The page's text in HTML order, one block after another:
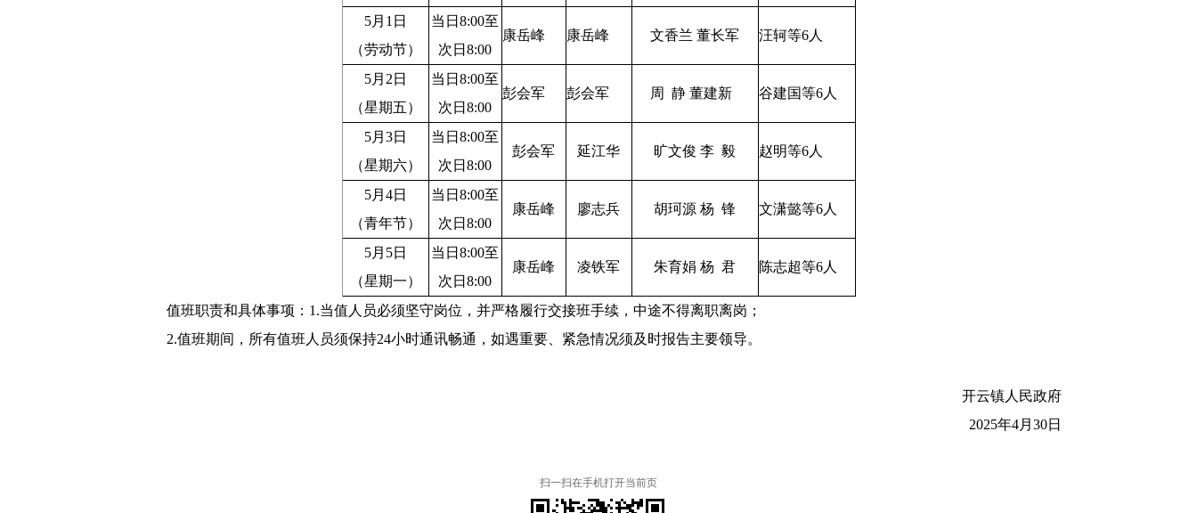
5月1日
（劳动节）
当日8:00至
次日8:00
康岳峰 康岳峰 文香兰 董长军 汪轲等6人
5月2日
（星期五）
当日8:00至
次日8:00
彭会军 彭会军 周 静 董建新 谷建国等6人
5月3日
（星期六）
当日8:00至
次日8:00
彭会军 延江华 旷文俊 李 毅 赵明等6人
5月4日
（青年节）
当日8:00至
次日8:00
康岳峰 廖志兵 胡珂源 杨 锋 文潇懿等6人
5月5日
（星期一）
当日8:00至
次日8:00
康岳峰 凌铁军 朱育娟 杨 君 陈志超等6人
值班职责和具体事项： 1.当值人员必须坚守岗位 ， 并严格履行交接班手续， 中途不得离职离岗 ；
2.值班期间 ， 所有值班人员须保持24小时通讯畅通 ， 如遇重要、紧急情况须及时报告主要领导。
开云镇人民政府
2025年4月30日
扫一扫在手机打开当前页